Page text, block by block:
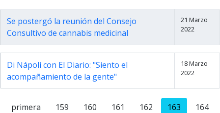
Se postergó la reunión del Consejo
Consultivo de cannabis medicinal
21 Marzo
2022
Di Nápoli con El Diario: "Siento el
acompañamiento de la gente"
18 Marzo
2022
primera 159 160 161 162 163
164